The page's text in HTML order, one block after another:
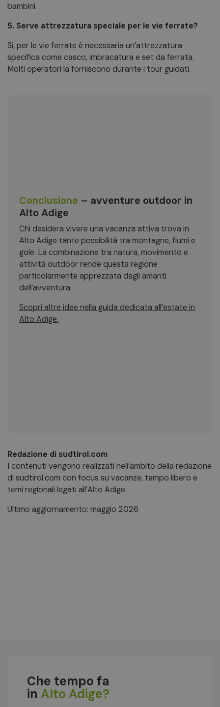
bambini.
5. Serve attrezzatura speciale per le vie ferrate?
Sì, per le vie ferrate è necessaria un’attrezzatura
specifica come casco, imbracatura e set da ferrata.
Molti operatori la forniscono durante i tour guidati.
Conclusione – avventure outdoor in
Alto Adige
Chi desidera vivere una vacanza attiva trova in
Alto Adige tante possibilità tra montagne, fiumi e
gole. La combinazione tra natura, movimento e
attività outdoor rende questa regione
particolarmente apprezzata dagli amanti
dell’avventura.
Scopri altre idee nella guida dedicata all’estate in
Alto Adige.
Redazione di sudtirol.com
I contenuti vengono realizzati nell’ambito della redazione
di sudtirol.com con focus su vacanze, tempo libero e
temi regionali legati all’Alto Adige.
Ultimo aggiornamento: maggio 2026
Che tempo fa
in Alto Adige?